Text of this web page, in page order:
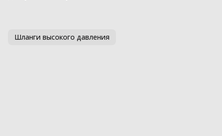
Шланги высокого давления